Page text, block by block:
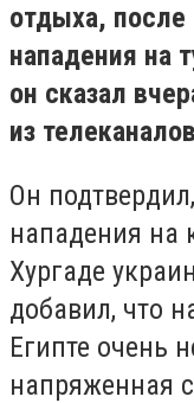
отдыха, после
нападения на
он сказал
из
Он
нападения на
Хургаде
добавил, что
Египте очень
напряженная